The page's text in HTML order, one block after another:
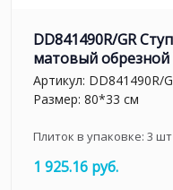
DD841490R/GR
матовый обрезной
Артикул: DD841490R/
Размер: 80*33 см
Плиток в упаковке: 3 шт
1 925.16 руб.